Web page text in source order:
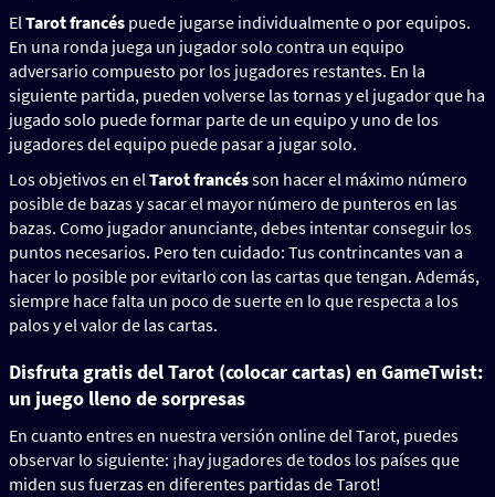
ElTarot francés puede jugarse individualmente o por equipos.
En una ronda juega un jugador solo contra un equipo
adversario compuesto por los jugadores restantes. En la
siguiente partida, pueden volverse las tornas y el jugador que ha
jugado solo puede formar parte de un equipo y uno de los
jugadores del equipo puede pasar a jugar solo.
Los objetivos en elTarot francésson hacer el máximo número
posible de bazas y sacar el mayor número de punteros en las
bazas. Como jugador anunciante, debes intentar conseguir los
puntos necesarios. Pero ten cuidado: Tus contrincantes van a
hacer lo posible por evitarlo con las cartas que tengan. Además,
siempre hace falta un poco de suerte en lo que respecta a los
palos y el valor de las cartas.
Disfruta gratis del Tarot (colocar cartas) en GameTwist:
un juego lleno de sorpresas
En cuanto entres en nuestra versión online del Tarot, puedes
observar lo siguiente: ¡hay jugadores de todos los países que
miden sus fuerzas en diferentes partidas de Tarot!